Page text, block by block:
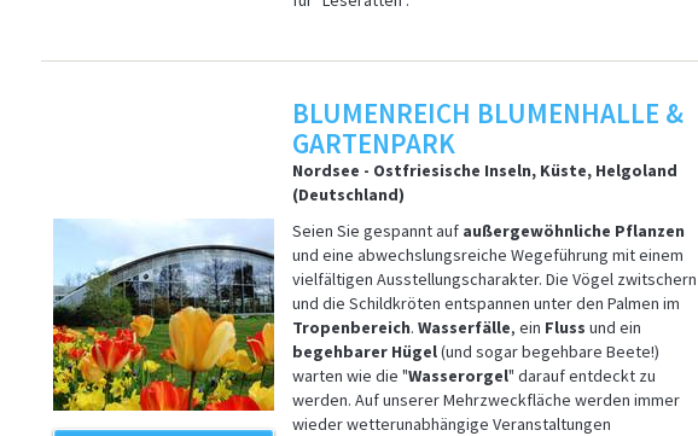
BLUMENREICH BLUMENHALLE &
GARTENPARK
Nordsee - Ostfriesische Inseln, Küste, Helgoland
(Deutschland)
Seien Sie gespannt auf außergewöhnliche Pflanzen
und eine abwechslungsreiche Wegeführung mit einem
vielfältigen Ausstellungscharakter. Die Vögel zwitschern
und die Schildkröten entspannen unter den Palmen im
Tropenbereich.Wasserfälle, ein Flussund ein
begehbarer Hügel(und sogar begehbare Beete!)
warten wie die "Wasserorgel" darauf entdeckt zu
werden. Auf unserer Mehrzweckfläche werden immer
wieder wetterunabhängige Veranstaltungen